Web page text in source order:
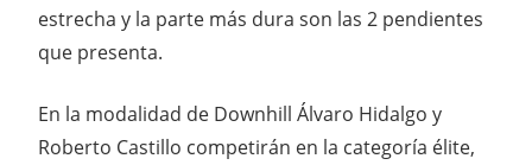
estrecha y la parte más dura son las 2 pendientes
que presenta.
En la modalidad de Downhill Álvaro Hidalgo y
Roberto Castillo competirán en la categoría élite,